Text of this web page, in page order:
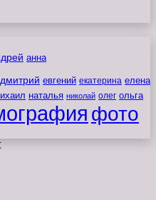
анна
дмитрий евгений екатерина елена
наталья николай олег ольга
фото